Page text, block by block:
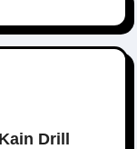
Drill